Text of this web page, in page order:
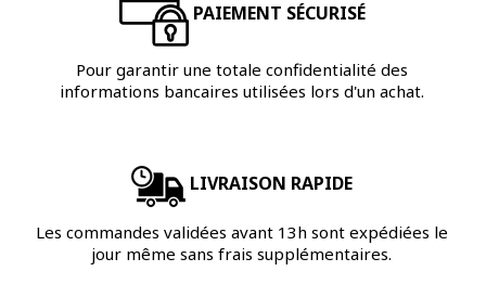
PAIEMENT SÉCURISÉ
Pour garantir une totale confidentialité des
informations bancaires utilisées lors d'un achat.
LIVRAISON RAPIDE
Les commandes validées avant 13h sont expédiées le
jour même sans frais supplémentaires.